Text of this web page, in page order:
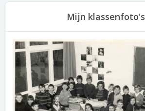
Mijn klassenfoto's